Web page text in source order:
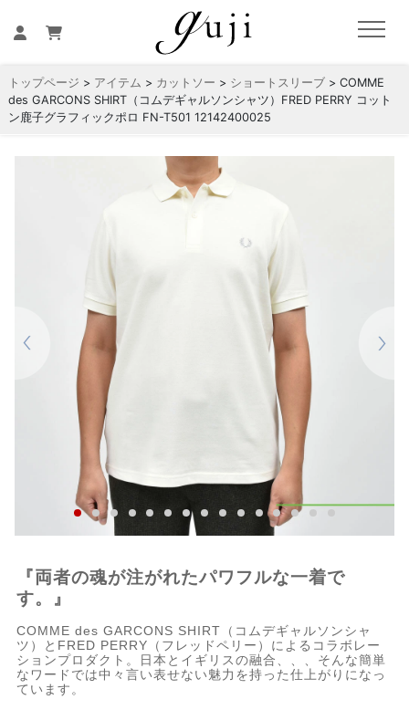
トップページ > アイテム > カットソー > ショートスリーブ> COMME
des GARCONS SHIRT（コムデギャルソンシャツ）FRED PERRY コット
ン鹿子グラフィックポロ FN-T501 12142400025
『両者の魂が注がれたパワフルな一着で
す。』
COMME des GARCONS SHIRT（コムデギャルソンシャ
ツ）とFRED PERRY（フレッドペリー）によるコラボレー
ションプロダクト。日本とイギリスの融合、、、そんな簡単
なワードでは中々言い表せない魅力を持った仕上がりになっ
ています。